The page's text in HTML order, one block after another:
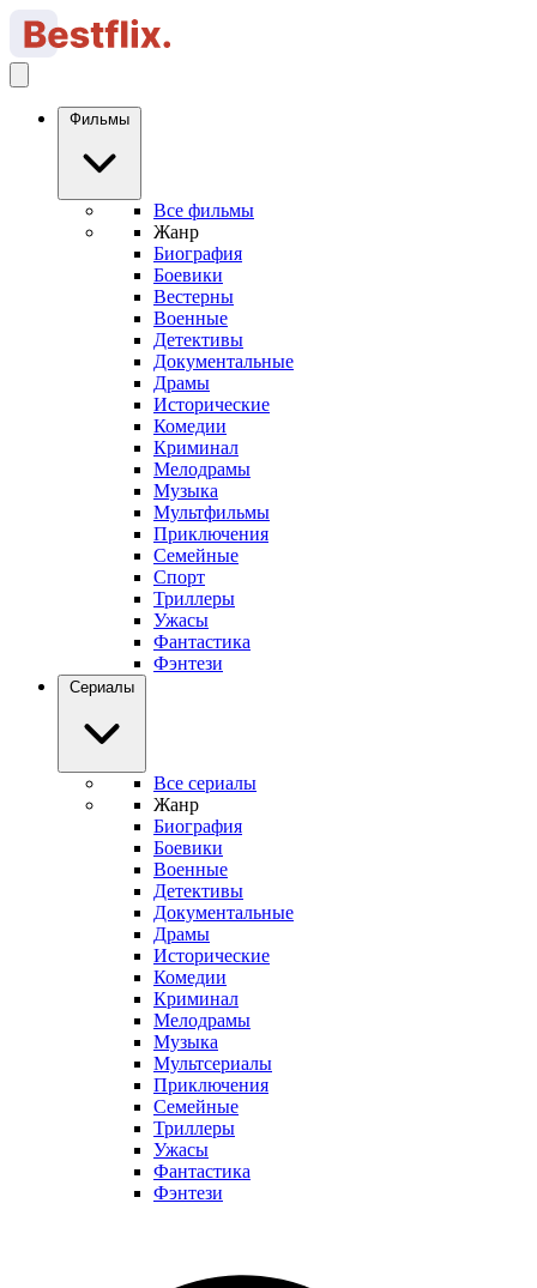
Фильмы
Все фильмы
Жанр
Биография
Боевики
Вестерны
Военные
Детективы
Документальные
Драмы
Исторические
Комедии
Криминал
Мелодрамы
Музыка
Мультфильмы
Приключения
Семейные
Спорт
Триллеры
Ужасы
Фантастика
Фэнтези
Сериалы
Все сериалы
Жанр
Биография
Боевики
Военные
Детективы
Документальные
Драмы
Исторические
Комедии
Криминал
Мелодрамы
Музыка
Мультсериалы
Приключения
Семейные
Триллеры
Ужасы
Фантастика
Фэнтези